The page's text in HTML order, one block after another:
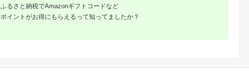
計1.2kg 027-0407
14,000
宮崎県 日向市
452060079] 冷凍 ア
オリイカ 魚 フライ す
14,000
焼きウニ 無添加 おか
ふるさと納税でAmazonギフトコードなど
ポイントがお得にもらえるって知ってましたか？